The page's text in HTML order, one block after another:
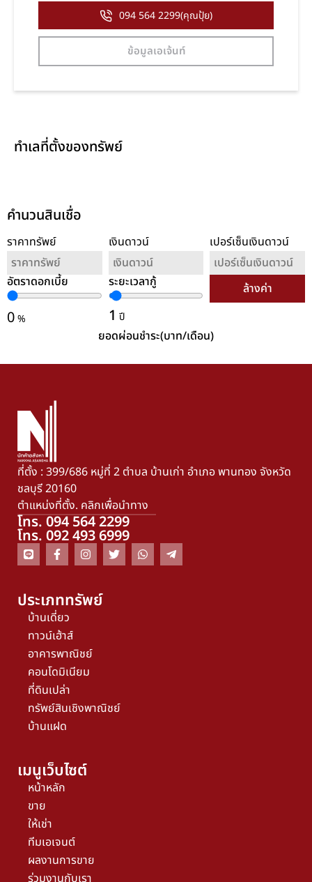
094 564 2299(คุณปุ้ย)
ข้อมูลเอเจ้นท์
ทำเลที่ตั้งของทรัพย์
คำนวนสินเชื่อ
ราคาทรัพย์ เงินดาวน์ เปอร์เซ็นเงินดาวน์
อัตราดอกเบี้ย
0%
ระยะเวลากู้
1 ปี
ล้างค่า
ยอดผ่อนชำระ(บาท/เดือน)
ที่ตั้ง : 399/686 หมู่ที่ 2 ตำบล บ้านเก่า อำเภอ พานทอง จังหวัด
ชลบุรี 20160
ตำแหน่งที่ตั้ง. คลิกเพื่อนำทาง
โทร. 094 564 2299
โทร. 092 493 6999
ประเภททรัพย์
บ้านเดี่ยว
ทาวน์เฮ้าส์
อาคารพาณิชย์
คอนโดมิเนียม
ที่ดินเปล่า
ทรัพย์สินเชิงพาณิชย์
บ้านแฝด
เมนูเว็บไซต์
หน้าหลัก
ขาย
ให้เช่า
ทีมเอเจนต์
ผลงานการขาย
ร่วมงานกับเรา